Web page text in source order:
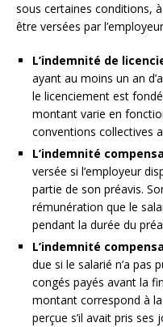
sous certaines conditions,
être versées par
L’indemnité de
ayant au moins un an
le licenciement est
montant varie en
conventions collectives
L’indemnité
versée si l’employeur
partie de son préavis.
rémunération que le
pendant la durée du
L’indemnité
due si le salarié n’a pas
congés payés avant la
montant correspond à
perçue s’il avait pris ses